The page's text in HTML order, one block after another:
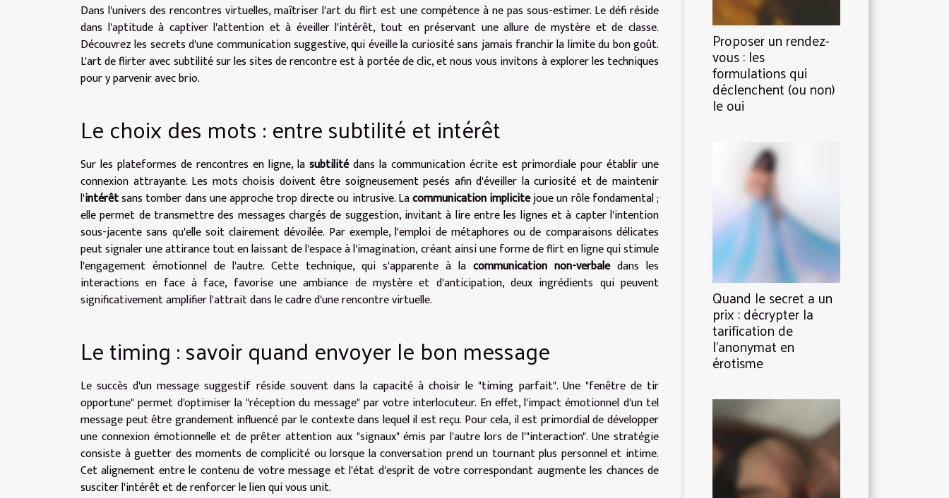
Dans l'univers des rencontres virtuelles, maîtriser l'art du flirt est une compétence à ne pas sous-estimer. Le défi réside
dans l'aptitude à captiver l'attention et à éveiller l'intérêt, tout en préservant une allure de mystère et de classe.
Découvrez les secrets d'une communication suggestive, qui éveille la curiosité sans jamais franchir la limite du bon goût.
L'art de flirter avec subtilité sur les sites de rencontre est à portée de clic, et nous vous invitons à explorer les techniques
pour y parvenir avec brio.
Le choix des mots : entre subtilité et intérêt
Sur les plateformes de rencontres en ligne, la subtilitédans la communication écrite est primordiale pour établir une
connexion attrayante. Les mots choisis doivent être soigneusement pesés afin d'éveiller la curiosité et de maintenir
l'intérêtsans tomber dans une approche trop directe ou intrusive. Lacommunication implicitejoue un rôle fondamental ;
elle permet de transmettre des messages chargés de suggestion, invitant à lire entre les lignes et à capter l'intention
sous-jacente sans qu'elle soit clairement dévoilée. Par exemple, l'emploi de métaphores ou de comparaisons délicates
peut signaler une attirance tout en laissant de l'espace à l'imagination, créant ainsi une forme de flirt en ligne qui stimule
l'engagement émotionnel de l'autre. Cette technique, qui s'apparente à la communication non-verbaledans les
interactions en face à face, favorise une ambiance de mystère et d'anticipation, deux ingrédients qui peuvent
significativement amplifier l'attrait dans le cadre d'une rencontre virtuelle.
Le timing : savoir quand envoyer le bon message
Le succès d'un message suggestif réside souvent dans la capacité à choisir le "timing parfait". Une "fenêtre de tir
opportune" permet d'optimiser la "réception du message" par votre interlocuteur. En effet, l'impact émotionnel d'un tel
message peut être grandement influencé par le contexte dans lequel il est reçu. Pour cela, il est primordial de développer
une connexion émotionnelle et de prêter attention aux "signaux" émis par l'autre lors de l'"interaction". Une stratégie
consiste à guetter des moments de complicité ou lorsque la conversation prend un tournant plus personnel et intime.
Cet alignement entre le contenu de votre message et l'état d'esprit de votre correspondant augmente les chances de
susciter l'intérêt et de renforcer le lien qui vous unit.
Proposer un rendez-
vous : les
formulations qui
déclenchent (ou non)
le oui
Quand le secret a un
prix : décrypter la
tarification de
l’anonymat en
érotisme